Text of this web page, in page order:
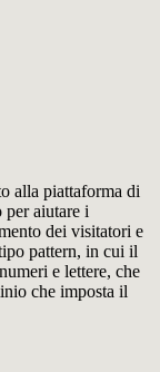
alla piattaforma di
aiutare i
dei visitatori e
pattern, in cui il
e lettere, che
che imposta il